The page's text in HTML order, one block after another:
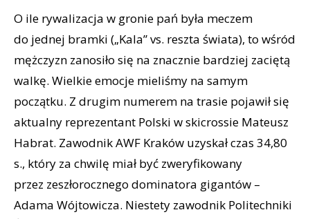
O ile rywalizacja w gronie pań była meczem
do jednej bramki („Kala” vs. reszta świata), to wśród
mężczyzn zanosiło się na znacznie bardziej zaciętą
walkę. Wielkie emocje mieliśmy na samym
początku. Z drugim numerem na trasie pojawił się
aktualny reprezentant Polski w skicrossie Mateusz
Habrat. Zawodnik AWF Kraków uzyskał czas 34,80
s., który za chwilę miał być zweryfikowany
przez zeszłorocznego dominatora gigantów –
Adama Wójtowicza. Niestety zawodnik Politechniki